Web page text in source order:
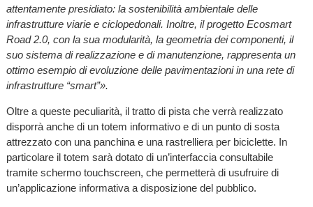
attentamente presidiato: la sostenibilità ambientale delle
infrastrutture viarie e ciclopedonali. Inoltre, il progetto Ecosmart
Road 2.0, con la sua modularità, la geometria dei componenti, il
suo sistema di realizzazione e di manutenzione, rappresenta un
ottimo esempio di evoluzione delle pavimentazioni in una rete di
infrastrutture “smart”».
Oltre a queste peculiarità, il tratto di pista che verrà realizzato
disporrà anche di un totem informativo e di un punto di sosta
attrezzato con una panchina e una rastrelliera per biciclette. In
particolare il totem sarà dotato di un’interfaccia consultabile
tramite schermo touchscreen, che permetterà di usufruire di
un’applicazione informativa a disposizione del pubblico.